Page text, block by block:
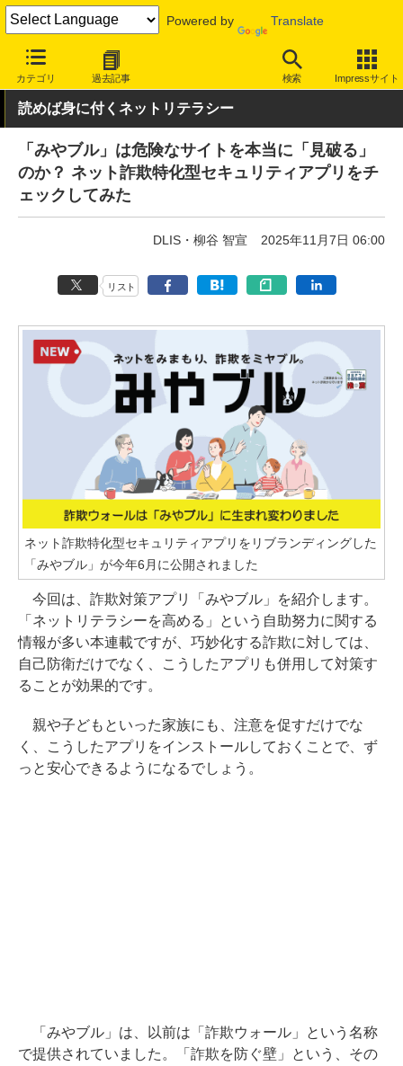
Powered by Translate
カテゴリ 過去記事 検索 Impressサイト
INTERNET Watch トピック 対策ソフト/サービス
読めば身に付くネットリテラシー
「みやブル」は危険なサイトを本当に「見破る」
のか？ ネット詐欺特化型セキュリティアプリをチ
ェックしてみた
DLIS・柳谷 智宣 2025年11月7日 06:00
リスト
ネット詐欺特化型セキュリティアプリをリブランディングした
「みやブル」が今年6月に公開されました
今回は、詐欺対策アプリ「みやブル」を紹介します。
「ネットリテラシーを高める」という自助努力に関する
情報が多い本連載ですが、巧妙化する詐欺に対しては、
自己防衛だけでなく、こうしたアプリも併用して対策す
ることが効果的です。
親や子どもといった家族にも、注意を促すだけでな
く、こうしたアプリをインストールしておくことで、ず
っと安心できるようになるでしょう。
「みやブル」は、以前は「詐欺ウォール」という名称
で提供されていました。「詐欺を防ぐ壁」という、その